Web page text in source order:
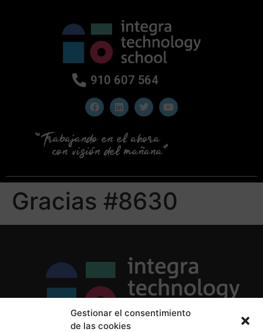
Gestionar el consentimiento
de las cookies
910 607 564
Gracias #8630